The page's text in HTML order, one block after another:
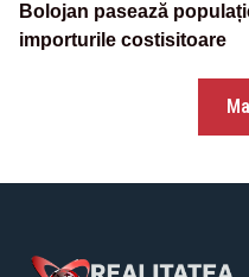
Bolojan pasează
importurile costisitoare